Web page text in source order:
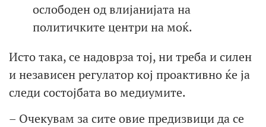
ослободен од влијанијата на
политичките центри на моќ.
Исто така, се надоврза тој, ни треба и силен
и независен регулатор кој проактивно ќе ја
следи состојбата во медиумите.
– Очекувам за сите овие предизвици да се